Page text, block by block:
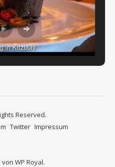
in Kitzbühl
Reserved.
Twitter Impressum
von WP Royal.